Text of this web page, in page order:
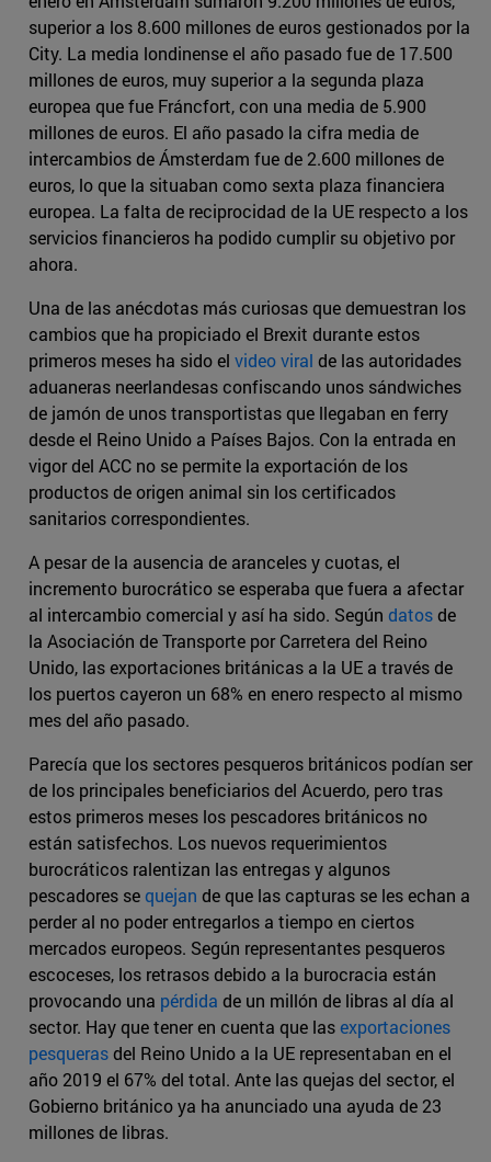
superior a los 8.600 millones de euros gestionados por la
City. La media londinense el año pasado fue de 17.500
millones de euros, muy superior a la segunda plaza
europea que fue Fráncfort, con una media de 5.900
millones de euros. El año pasado la cifra media de
intercambios de Ámsterdam fue de 2.600 millones de
euros, lo que la situaban como sexta plaza financiera
europea. La falta de reciprocidad de la UE respecto a los
servicios financieros ha podido cumplir su objetivo por
ahora.
Una de las anécdotas más curiosas que demuestran los
cambios que ha propiciado el Brexit durante estos
primeros meses ha sido el video viral de las autoridades
aduaneras neerlandesas confiscando unos sándwiches
de jamón de unos transportistas que llegaban en ferry
desde el Reino Unido a Países Bajos. Con la entrada en
vigor del ACC no se permite la exportación de los
productos de origen animal sin los certificados
sanitarios correspondientes.
A pesar de la ausencia de aranceles y cuotas, el
incremento burocrático se esperaba que fuera a afectar
al intercambio comercial y así ha sido. Según datosde
la Asociación de Transporte por Carretera del Reino
Unido, las exportaciones británicas a la UE a través de
los puertos cayeron un 68% en enero respecto al mismo
mes del año pasado.
Parecía que los sectores pesqueros británicos podían ser
de los principales beneficiarios del Acuerdo, pero tras
estos primeros meses los pescadores británicos no
están satisfechos. Los nuevos requerimientos
burocráticos ralentizan las entregas y algunos
pescadores sequejan de que las capturas se les echan a
perder al no poder entregarlos a tiempo en ciertos
mercados europeos. Según representantes pesqueros
escoceses, los retrasos debido a la burocracia están
provocando una pérdida de un millón de libras al día al
sector. Hay que tener en cuenta que lasexportaciones
pesquerasdel Reino Unido a la UE representaban en el
año 2019 el 67% del total. Ante las quejas del sector, el
Gobierno británico ya ha anunciado una ayuda de 23
millones de libras.